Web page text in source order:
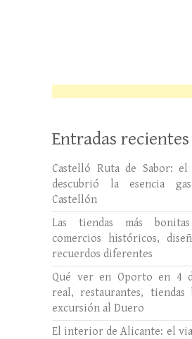
Entradas recientes
Castelló Ruta de Sabor:
descubrió la esencia
Castellón
Las tiendas más
comercios históricos,
recuerdos diferentes
Qué ver en Oporto en 4
real, restaurantes,
excursión al Duero
El interior de Alicante: el